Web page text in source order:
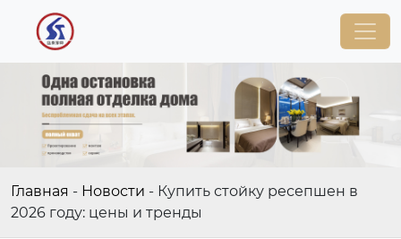
Главная - Новости - Купить стойку ресепшен в
2026 году: цены и тренды